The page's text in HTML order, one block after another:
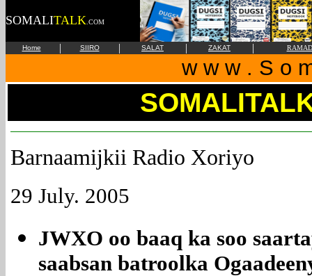
SOMALITALK .COM
Home | SIIRO | SALAT | ZAKAT |
w w w . S o
Barnaamijkii Radio Xoriyo
29 July. 2005
JWXO oo baaq ka soo
saabsan batroolka